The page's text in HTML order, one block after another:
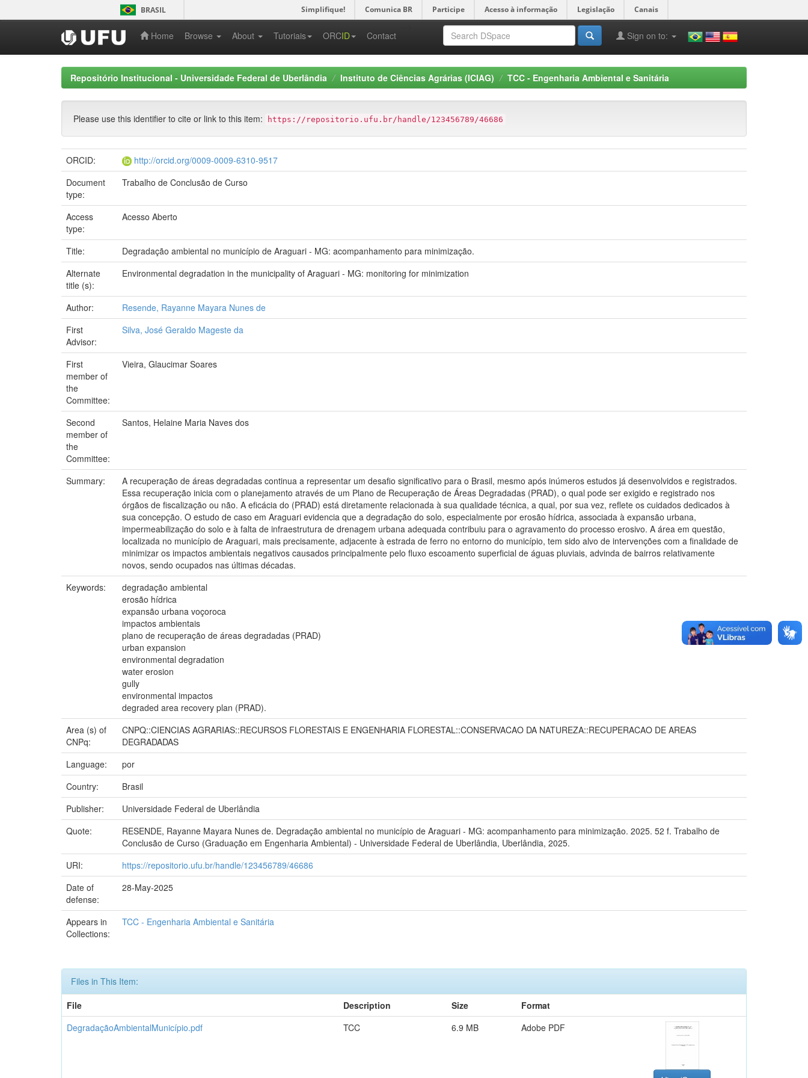
navigation
BRASIL Simplifique! Comunica BR Participe Acesso à informação Legislação Canais
Home Browse About Tutoriais ORCID Contact Sign on to:
Repositório Institucional - Universidade Federal de Uberlândia Instituto de Ciências Agrárias (ICIAG) TCC - Engenharia Ambiental e Sanitária
Please use this identifier to cite or link to this item: https://repositorio.ufu.br/handle/123456789/46686
ORCID:
http://orcid.org/0009-0009-6310-9517
Document
type:
Trabalho de Conclusão de Curso
Access
type:
Acesso Aberto
Title:
Degradação ambiental no município de Araguari - MG: acompanhamento para minimização.
Alternate
title (s):
Environmental degradation in the municipality of Araguari - MG: monitoring for minimization
Author:
Resende, Rayanne Mayara Nunes de
First
Advisor:
Silva, José Geraldo Mageste da
First
member of
the
Committee:
Vieira, Glaucimar Soares
Second
member of
the
Committee:
Santos, Helaine Maria Naves dos
Summary:
A recuperação de áreas degradadas continua a representar um desafio significativo para o Brasil, mesmo após inúmeros estudos já desenvolvidos e registrados.
Essa recuperação inicia com o planejamento através de um Plano de Recuperação de Áreas Degradadas (PRAD), o qual pode ser exigido e registrado nos
órgãos de fiscalização ou não. A eficácia do (PRAD) está diretamente relacionada à sua qualidade técnica, a qual, por sua vez, reflete os cuidados dedicados à
sua concepção. O estudo de caso em Araguari evidencia que a degradação do solo, especialmente por erosão hídrica, associada à expansão urbana,
impermeabilização do solo e à falta de infraestrutura de drenagem urbana adequada contribuiu para o agravamento do processo erosivo. A área em questão,
localizada no município de Araguari, mais precisamente, adjacente à estrada de ferro no entorno do município, tem sido alvo de intervenções com a finalidade de
minimizar os impactos ambientais negativos causados principalmente pelo fluxo escoamento superficial de águas pluviais, advinda de bairros relativamente
novos, sendo ocupados nas últimas décadas.
Keywords:
degradação ambiental
erosão hídrica
expansão urbana voçoroca
impactos ambientais
plano de recuperação de áreas degradadas (PRAD)
urban expansion
environmental degradation
water erosion
gully
environmental impactos
degraded area recovery plan (PRAD).
Area (s) of
CNPq:
CNPQ::CIENCIAS AGRARIAS::RECURSOS FLORESTAIS E ENGENHARIA FLORESTAL::CONSERVACAO DA NATUREZA::RECUPERACAO DE AREAS
DEGRADADAS
Language:
por
Country:
Brasil
Publisher:
Universidade Federal de Uberlândia
Quote:
RESENDE, Rayanne Mayara Nunes de. Degradação ambiental no município de Araguari - MG: acompanhamento para minimização. 2025. 52 f. Trabalho de
Conclusão de Curso (Graduação em Engenharia Ambiental) - Universidade Federal de Uberlândia, Uberlândia, 2025.
URI:
https://repositorio.ufu.br/handle/123456789/46686
Date of
defense:
28-May-2025
Appears in
Collections:
TCC - Engenharia Ambiental e Sanitária
Files in This Item:
File
Description Size
Format
DegradaçãoAmbientalMunicípio.pdf
TCC 6.9 MB Adobe PDF